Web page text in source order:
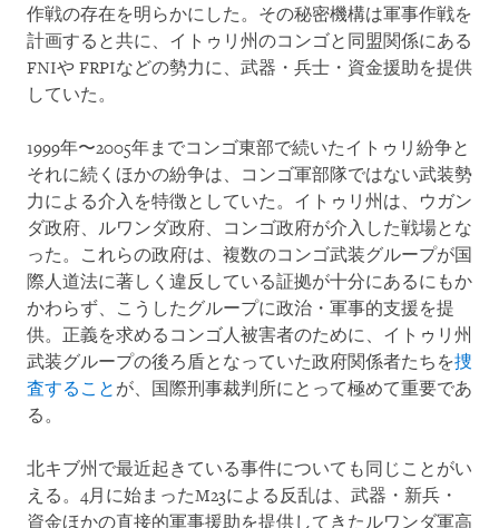
作戦の存在を明らかにした。その秘密機構は軍事作戦を
計画すると共に、イトゥリ州のコンゴと同盟関係にある
FNIや FRPIなどの勢力に、武器・兵士・資金援助を提供
していた。
1999年〜2005年までコンゴ東部で続いたイトゥリ紛争と
それに続くほかの紛争は、コンゴ軍部隊ではない武装勢
力による介入を特徴としていた。イトゥリ州は、ウガン
ダ政府、ルワンダ政府、コンゴ政府が介入した戦場とな
った。これらの政府は、複数のコンゴ武装グループが国
際人道法に著しく違反している証拠が十分にあるにもか
かわらず、こうしたグループに政治・軍事的支援を提
供。正義を求めるコンゴ人被害者のために、イトゥリ州
武装グループの後ろ盾となっていた政府関係者たちを捜
査することが、国際刑事裁判所にとって極めて重要であ
る。
北キブ州で最近起きている事件についても同じことがい
える。4月に始まったM23による反乱は、武器・新兵・
資金ほかの直接的軍事援助を提供してきたルワンダ軍高